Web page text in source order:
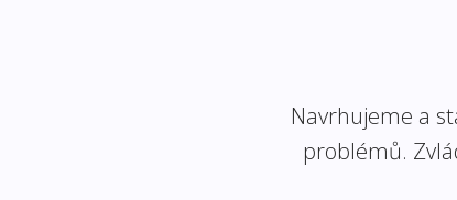
Navrhujeme a
problémů.